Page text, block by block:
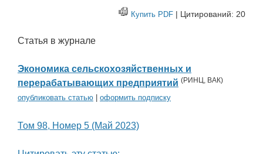
Купить PDF | Цитирований: 20
Статья в журнале
Экономика сельскохозяйственных и
перерабатывающих предприятий (РИНЦ, ВАК)
опубликовать статью оформить подписку
Том 98, Номер 5 (Май 2023)